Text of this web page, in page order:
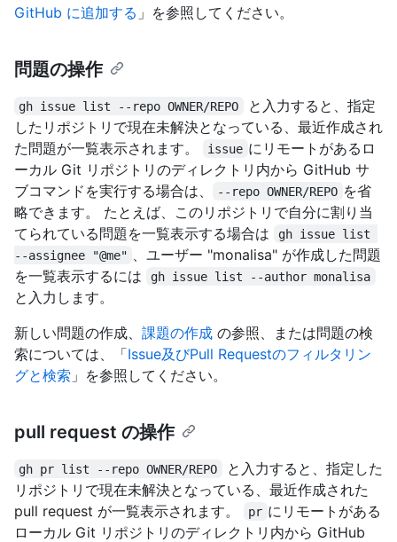
GitHub に追加する 」を参照してください。
問題の操作
gh issue list --repo OWNER/REPO
と入力すると、指定
したリポジトリで現在未解決となっている、最近作成され
た問題が一覧表示されます。
issue にリモートがあるロ
ーカル Git リポジトリのディレクトリ内から GitHub サ
ブコマンドを実行する場合は、
--repo OWNER/REPO を省
略できます。 たとえば、このリポジトリで自分に割り当
てられている問題を一覧表示する場合は
gh issue list
--assignee "@me"
、ユーザー "monalisa" が作成した問題
を一覧表示するには
gh issue list --author monalisa
と入力します。
新しい問題の作成、 課題の作成 の参照、または問題の検
索については、「Issue及びPull Requestのフィルタリン
グと検索 」を参照してください。
pull request の操作
gh pr list --repo OWNER/REPO
と入力すると、指定した
リポジトリで現在未解決となっている、最近作成された
pull request が一覧表示されます。
pr にリモートがある
ローカル Git リポジトリのディレクトリ内から GitHub